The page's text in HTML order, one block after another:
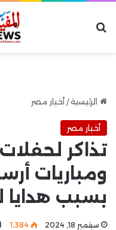
الرئيسية/ أخبار مصر
أخبار مصر
تذاكر
ومباريات
بسبب هدايا
سبتمبر 18, 2024 1٬384